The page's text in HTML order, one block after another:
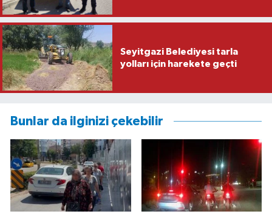
Seyitgazi Belediyesi tarla
yolları için harekete geçti
Bunlar da ilginizi çekebilir